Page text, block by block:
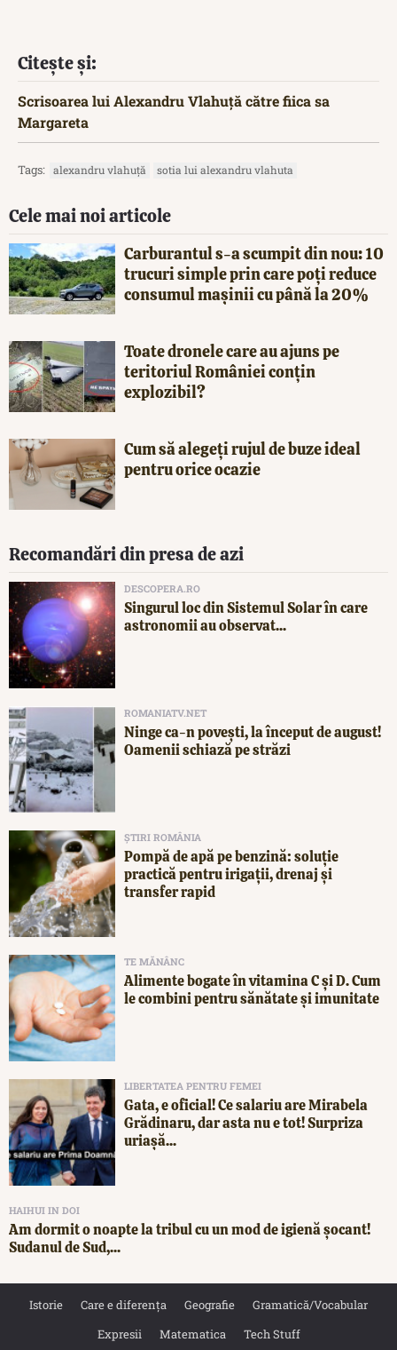
Citește și:
Scrisoarea lui Alexandru Vlahuță către fiica sa
Margareta
Tags: alexandru vlahuță sotia lui alexandru vlahuta
Cele mai noi articole
Carburantul s-a scumpit din nou: 10
trucuri simple prin care poți reduce
consumul mașinii cu până la 20%
Toate dronele care au ajuns pe
teritoriul României conțin
explozibil?
Cum să alegeți rujul de buze ideal
pentru orice ocazie
Recomandări din presa de azi
DESCOPERA.RO
Singurul loc din Sistemul Solar în care
astronomii au observat...
ROMANIATV.NET
Ninge ca-n povești, la început de august!
Oamenii schiază pe străzi
ȘTIRI ROMÂNIA
Pompă de apă pe benzină: soluție
practică pentru irigații, drenaj și
transfer rapid
TE MĂNÂNC
Alimente bogate în vitamina C și D. Cum
le combini pentru sănătate și imunitate
LIBERTATEA PENTRU FEMEI
Gata, e oficial! Ce salariu are Mirabela
Grădinaru, dar asta nu e tot! Surpriza
uriașă...
HAIHUI IN DOI
Am dormit o noapte la tribul cu un mod de igienă șocant!
Sudanul de Sud,...
Istorie Care e diferența Geografie
Gramatică/Vocabular
Expresii
Matematica Tech Stuff